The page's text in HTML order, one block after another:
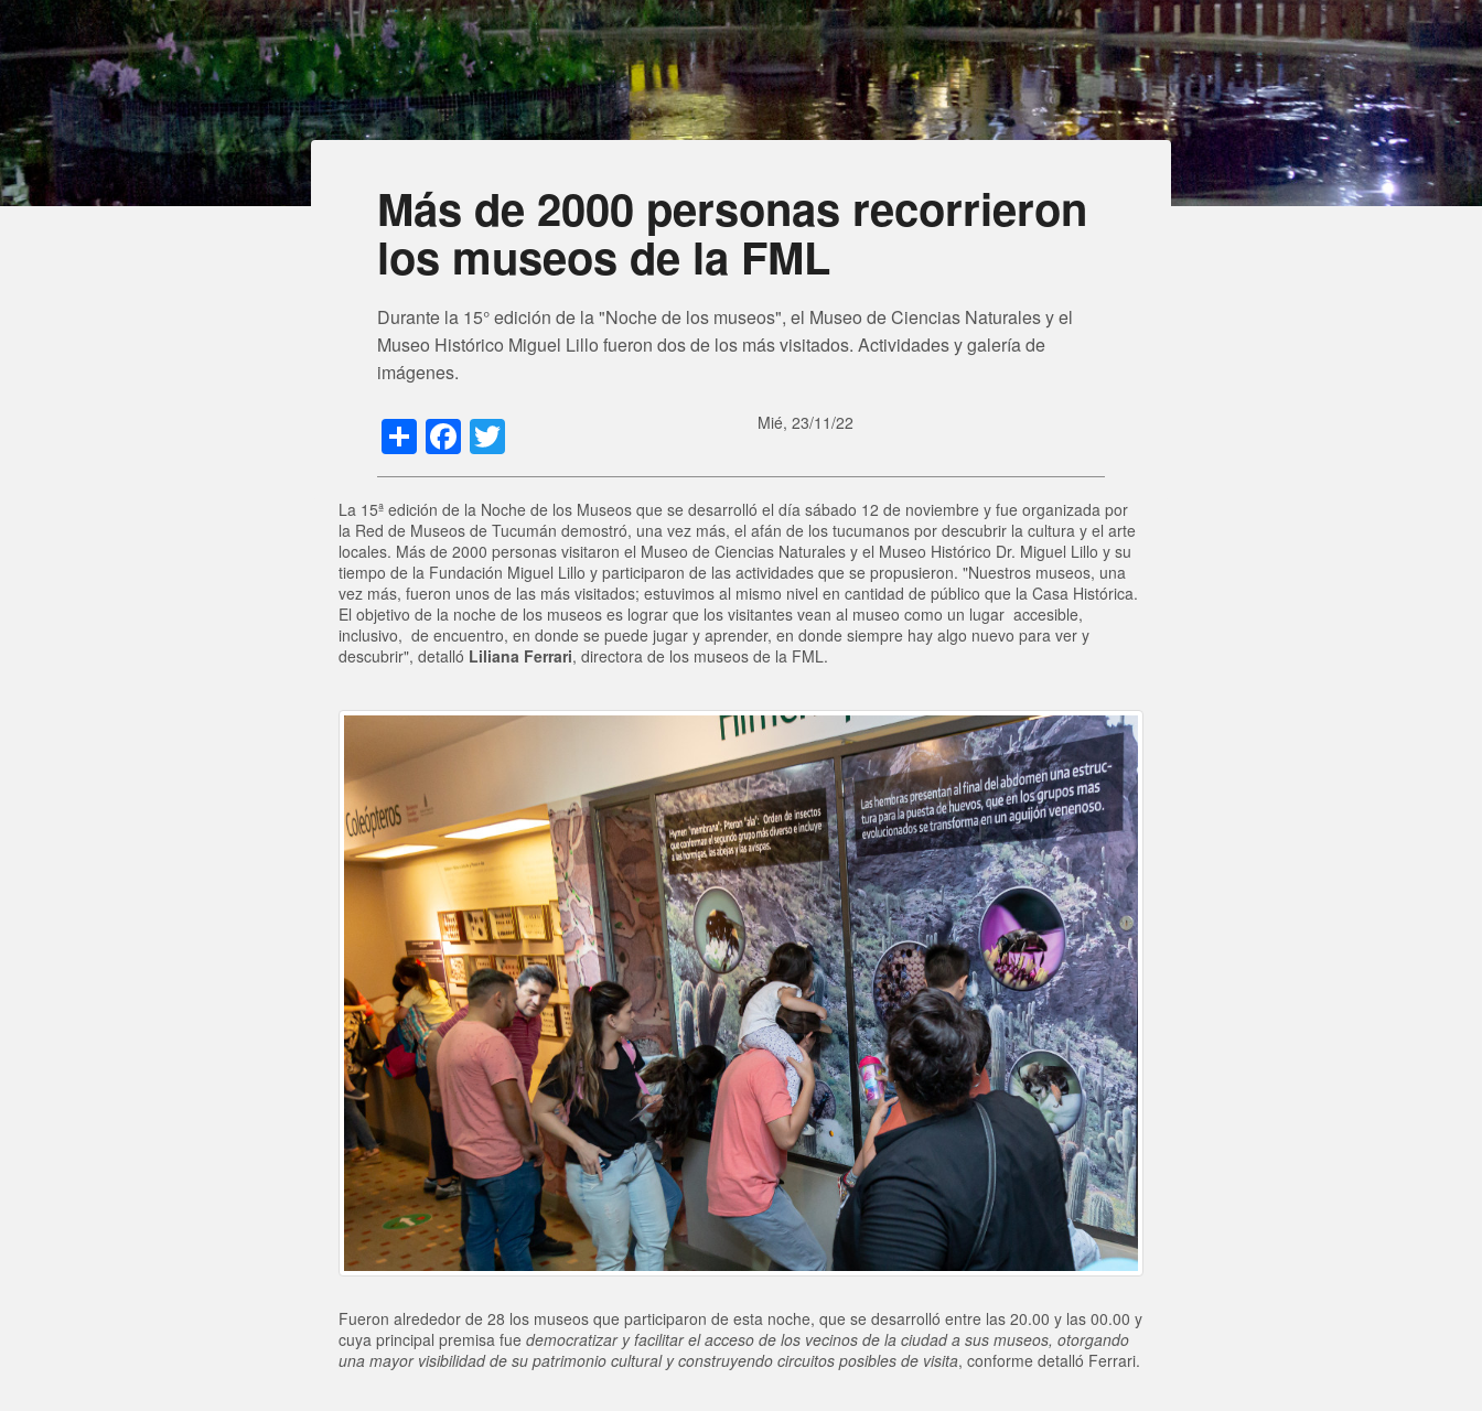
Más de 2000 personas recorrieron
los museos de la FML
Durante la 15° edición de la "Noche de los museos", el Museo de Ciencias Naturales y el
Museo Histórico Miguel Lillo fueron dos de los más visitados. Actividades y galería de
imágenes.
ShareFacebook Mié, 23/11/22
La 15ª edición de la Noche de los Museos que se desarrolló el día sábado 12 de noviembre y fue organizada por
la Red de Museos de Tucumán demostró, una vez más, el afán de los tucumanos por descubrir la cultura y el arte
locales. Más de 2000 personas visitaron el Museo de Ciencias Naturales y el Museo Histórico Dr. Miguel Lillo y su
tiempo de la Fundación Miguel Lillo y participaron de las actividades que se propusieron. "Nuestros museos, una
vez más, fueron unos de las más visitados; estuvimos al mismo nivel en cantidad de público que la Casa Histórica.
El objetivo de la noche de los museos es lograr que los visitantes vean al museo como un lugar accesible,
inclusivo, de encuentro, en donde se puede jugar y aprender, en donde siempre hay algo nuevo para ver y
descubrir", detalló Liliana Ferrari, directora de los museos de la FML.
Fueron alrededor de 28 los museos que participaron de esta noche, que se desarrolló entre las 20.00 y las 00.00 y
cuya principal premisa fue democratizar y facilitar el acceso de los vecinos de la ciudad a sus museos, otorgando
una mayor visibilidad de su patrimonio cultural y construyendo circuitos posibles de visita, conforme detalló Ferrari.